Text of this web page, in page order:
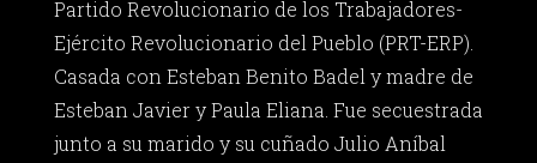
Partido Revolucionario de los Trabajadores-
Ejército Revolucionario del Pueblo (PRT-ERP).
Casada con Esteban Benito Badel y madre de
Esteban Javier y Paula Eliana. Fue secuestrada
junto a su marido y su cuñado Julio Aníbal